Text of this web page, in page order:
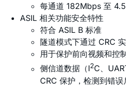
每通道 182Mbps 至
ASIL 相关功能安全特性
符合 ASIL B 标准
隧道模式下通过 CRC
用于保护前向视频和控
侧信道数据（I2C、
CRC 保护，检测到错误